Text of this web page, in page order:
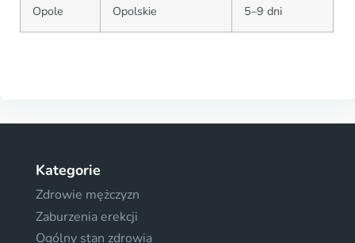
Opole Opolskie 5–9 dni
Kategorie
Zdrowie mężczyzn
Zaburzenia erekcji
Ogólny stan zdrowia